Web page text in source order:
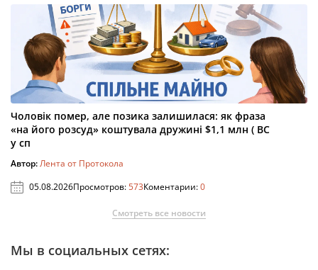
Чоловік помер, але позика залишилася: як фраза
«на його розсуд» коштувала дружині $1,1 млн ( ВС
у сп
Автор:Лента от Протокола
05.08.2026Просмотров:573Коментарии:0
Смотреть все новости
Мы в социальных сетях: